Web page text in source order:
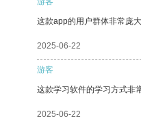
这款app的用户群体非常庞
2025-06-22
游客
这款学习软件的学习方式非
2025-06-22